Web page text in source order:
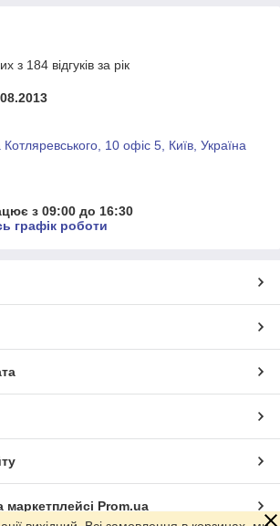
з 184 відгуків за рік
10 офіс 5, Київ, Україна
з 09:00 до 16:30
графік роботи
маркетплейсі Prom.ua